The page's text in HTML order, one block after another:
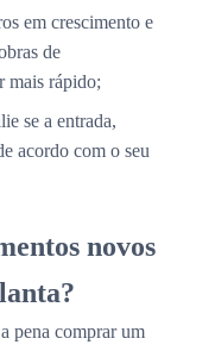
em crescimento e
de
mais rápido;
se a entrada,
acordo com o seu
novos
pena comprar um